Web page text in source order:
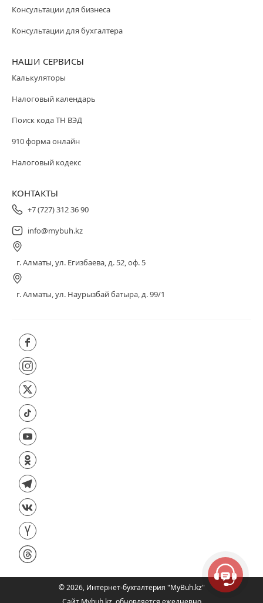
Консультации для бизнеса
Консультации для бухгалтера
НАШИ СЕРВИСЫ
Калькуляторы
Налоговый календарь
Поиск кода ТН ВЭД
910 форма онлайн
Налоговый кодекс
КОНТАКТЫ
+7 (727) 312 36 90
info@mybuh.kz
г. Алматы, ул. Егизбаева, д. 52, оф. 5
г. Алматы, ул. Наурызбай батыра, д. 99/1
©2026, Интернет-бухгалтерия "MyBuh.kz"